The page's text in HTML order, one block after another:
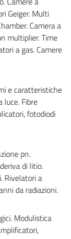
Geiger. Multi
Camera a
multiplier. Time
a gas. Camere
e caratteristiche
luce. Fibre
fotodiodi
pn.
di litio.
Rivelatori a
da radiazioni.
Modulistica